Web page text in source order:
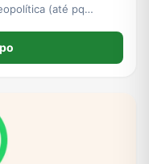
(até pq